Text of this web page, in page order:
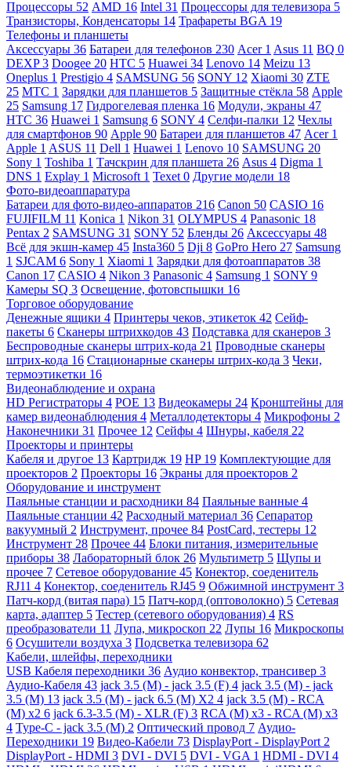
Процессоры 52 AMD 16 Intel 31 Процессоры для телевизора 5
Транзисторы, Конденсаторы 14 Трафареты BGA 19
Телефоны и планшеты
Аксессуары 36 Батареи для телефонов 230 Acer 1 Asus 11 BQ 0
DEXP3 Doogee 20 HTC 5 Huawei 34 Lenovo 14 Meizu 13
Oneplus 1 Prestigio 4 SAMSUNG 56 SONY 12 Xiaomi 30 ZTE
25 МТС 1 Зарядки для планшетов 5 Защитные стёкла 58 Apple
25 Samsung 17 Гидрогелевая пленка 16 Модули, экраны 47
HTC 36 Huawei 1 Samsung 6 SONY 4 Селфи-палки 12 Чехлы
для смартфонов 90 Apple 90 Батареи для планшетов 47 Acer 1
Apple 1 ASUS 11 Dell 1 Huawei 1 Lenovo 10 SAMSUNG 20
Sony 1 Toshiba 1 Тачскрин для планшета 26 Asus 4 Digma 1
DNS 1 Explay 1 Microsoft 1 Texet 0 Другие модели 18
Фото-видеоаппаратура
Батареи для фото-видео-аппаратов 216 Canon 50 CASIO 16
FUJIFILM 11 Konica 1 Nikon 31 OLYMPUS 4 Panasonic 18
Pentax 2 SAMSUNG 31 SONY 52 Бленды 26 Аксессуары 48
Всё для экшн-камер 45 Insta360 5 Dji 8 GoPro Hero 27 Samsung
1 SJCAM 6 Sony 1 Xiaomi 1 Зарядки для фотоаппаратов 38
Canon 17 CASIO 4 Nikon 3 Panasonic 4 Samsung 1 SONY 9
Камеры SQ 3 Освещение, фотовспышки 16
Торговое оборудование
Денежные ящики 4 Принтеры чеков, этикеток 42 Сейф-
пакеты 6 Сканеры штрихкодов 43 Подставка для сканеров 3
Беспроводные сканеры штрих-кода 21 Проводные сканеры
штрих-кода 16 Стационарные сканеры штрих-кода 3 Чеки,
термоэтикетки 16
Видеонаблюдение и охрана
HD Регистраторы 4 POE 13 Видеокамеры 24 Кронштейны для
камер видеонаблюдения 4 Металлодетекторы 4 Микрофоны 2
Наконечники 31 Прочее 12 Сейфы 4 Шнуры, кабеля 22
Проекторы и принтеры
Кабеля и другое 13 Картридж 19 HP 19 Комплектующие для
проекторов 2 Проекторы 16 Экраны для проекторов 2
Оборудование и инструмент
Паяльные станции и расходники 84 Паяльные ванные 4
Паяльные станции 42 Расходный материал 36 Сепаратор
вакуумный 2 Инструмент, прочее 84 PostCard, тестеры 12
Инструмент 28 Прочее 44 Блоки питания, измерительные
приборы 38 Лабораторный блок 26 Мультиметр 5 Щупы и
прочее 7 Сетевое оборудование 45 Конектор, соеденитель
RJ11 4 Конектор, соеденитель RJ45 9 Обжимной инструмент 3
Патч-корд (витая пара) 15 Патч-корд (оптоволокно) 5 Сетевая
карта, адаптер 5 Тестер (сетевого оборудования) 4 RS
преобразователи 11 Лупа, микроскоп 22 Лупы 16 Микроскопы
6 Осушители воздуха 3 Подсветка телевизора 62
Кабели, шлейфы, переходники
USB Кабеля переходники 36 Аудио конвектор, трансивер 3
Аудио-Кабеля 43 jack 3.5 (M) - jack 3.5 (F) 4 jack 3.5 (M) - jack
3.5 (M) 13 jack 3.5 (M) - jack 6.5 (M) X2 4 jack 3.5 (M) - RCA
(M) x2 6 jack 6.3-3.5 (M) - XLR (F) 3 RCA (M) x3 - RCA (M) x3
4 Type-C - jack 3.5 (M) 2 Оптический провод 7 Аудио-
Переходники 19 Видео-Кабели 73 DisplayPort - DisplayPort 2
DisplayPort - HDMI 3 DVI - DVI 5 DVI - VGA 1 HDMI - DVI 4